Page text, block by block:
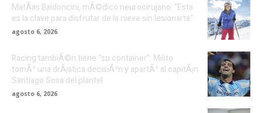
MatÃ­as Baldoncini, mÃ©dico neurocirujano: “Esta
es la clave para disfrutar de la nieve sin lesionarte”
agosto 6, 2026
Racing tambiÃ©n tiene “su container”: Milito
tomÃ³ una drÃ¡stica decisiÃ³n y apartÃ³ al capitÃ¡n
Santiago Sosa del plantel
agosto 6, 2026